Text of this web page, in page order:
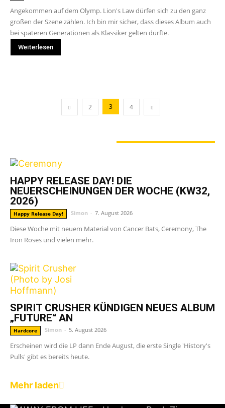
Angekommen auf dem Olymp. Lion's Law dürfen sich zu den ganz
großen der Szene zählen. Ich bin mir sicher, dass dieses Album auch
bei späteren Generationen als Klassiker gelten dürfte.
Weiterlesen
2 3 4
HAPPY RELEASE DAY! DIE
NEUERSCHEINUNGEN DER WOCHE (KW32,
2026)
Happy Release Day! Simon - 7. August 2026
Diese Woche mit neuem Material von Cancer Bats, Ceremony, The
Iron Roses und vielen mehr.
SPIRIT CRUSHER KÜNDIGEN NEUES ALBUM
„FUTURE“ AN
Hardcore Simon - 5. August 2026
Erscheinen wird die LP dann Ende August, die erste Single 'History's
Pulls' gibt es bereits heute.
Mehr laden